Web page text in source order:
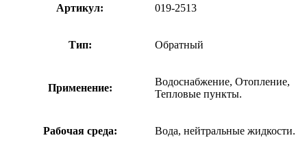
Артикул: 019-2513
Тип: Обратный
Применение:
Водоснабжение, Отопление,
Тепловые пункты.
Рабочая среда: Вода, нейтральные жидкости.